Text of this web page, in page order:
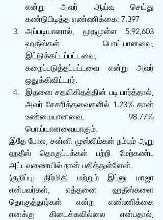
என்று அவர் ஆய்வு செய்து
கண்டுபிடித்த எண்ணிக்கை: 7,397
அப்படியானால், மூதமுள்ள 5,92,603
ஹதீஸ்கள் பொய்யானவை,
இட்டுக்கட்டப்பட்டவை,
கறைப்படுத்தப்பட்டவை என்று அவர்
ஒதுக்கிவிட்டார்.
இதனை சதவிகிதத்தின் படி பார்த்தால்,
அவர் சேகரித்தவைகளில் 1.23% தான்
உண்மையானவை, 98.77%
பொய்யானவையாகும்.
இதே போல, சன்னி முஸ்லிம்கள் நம்பும் ஆறு
ஹதீஸ் தொகுப்புக்கள் பற்றி மேற்கண்ட
அட்டவணையில் நான் பதித்துள்ளேன்.
(குறிப்பு: திர்மிதி மற்றும் இப்னு மாஜா
என்பவர்கள், எத்தனை ஹதீஸ்களை
தொகுத்தார்கள் என்ற எண்ணிக்கை
எனக்கு கிடைக்கவில்லை என்பதால்,